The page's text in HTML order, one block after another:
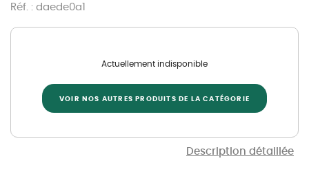
Réf. : daede0a1
Description détaillée
Actuellement indisponible
VOIR NOS AUTRES PRODUITS DE LA CATÉGORIE